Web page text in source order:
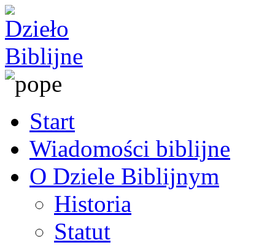
Start
Wiadomości biblijne
O Dziele Biblijnym
Historia
Statut